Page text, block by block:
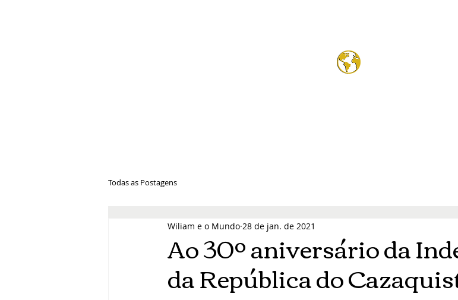
Wiliam e o Mund
Todas as Postagens
Ao 30º aniversário da
da República do
Wiliam e o Mundo 28 de jan. de 2021